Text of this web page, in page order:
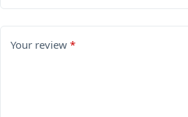
Your review *